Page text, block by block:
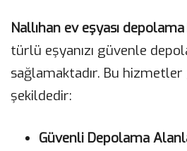
Nallıhan ev eşyası depolama
türlü eşyanızı güvenle
sağlamaktadır. Bu
şekildedir:
Güvenli Depolama